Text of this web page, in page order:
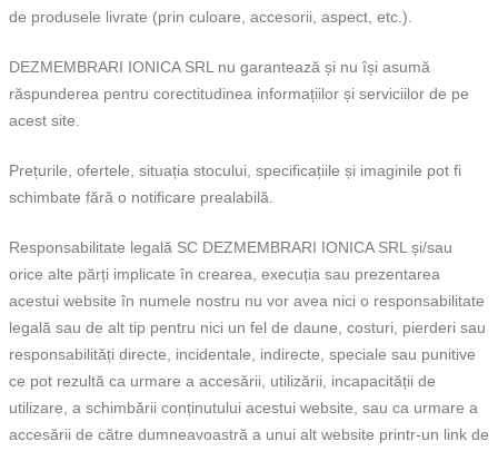
de produsele livrate (prin culoare, accesorii, aspect, etc.).
DEZMEMBRARI IONICA SRL nu garantează și nu își asumă
răspunderea pentru corectitudinea informațiilor și serviciilor de pe
acest site.
Prețurile, ofertele, situația stocului, specificațiile și imaginile pot fi
schimbate fără o notificare prealabilă.
Responsabilitate legală SC DEZMEMBRARI IONICA SRL și/sau
orice alte părți implicate în crearea, execuția sau prezentarea
acestui website în numele nostru nu vor avea nici o responsabilitate
legală sau de alt tip pentru nici un fel de daune, costuri, pierderi sau
responsabilități directe, incidentale, indirecte, speciale sau punitive
ce pot rezultă ca urmare a accesării, utilizării, incapacității de
utilizare, a schimbării conținutului acestui website, sau ca urmare a
accesării de către dumneavoastră a unui alt website printr-un link de